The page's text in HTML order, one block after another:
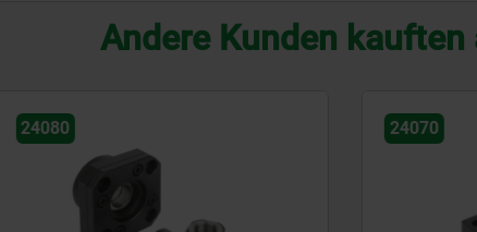
Andere Kunden kauften
24080 24070